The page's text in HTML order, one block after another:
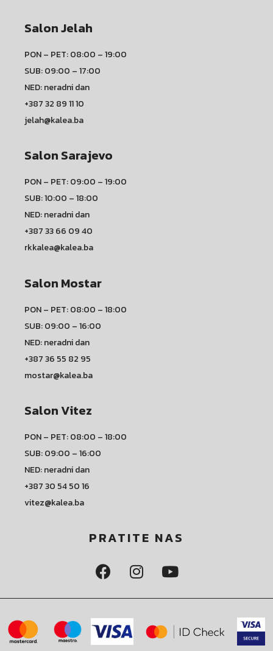
Salon Jelah
PON – PET: 08:00 – 19:00
SUB: 09:00 – 17:00
NED: neradni dan
+387 32 89 11 10
jelah@kalea.ba
Salon Sarajevo
PON – PET: 09:00 – 19:00
SUB: 10:00 – 18:00
NED: neradni dan
+387 33 66 09 40
rkkalea@kalea.ba
Salon Mostar
PON – PET: 08:00 – 18:00
SUB: 09:00 – 16:00
NED: neradni dan
+387 36 55 82 95
mostar@kalea.ba
Salon Vitez
PON – PET: 08:00 – 18:00
SUB: 09:00 – 16:00
NED: neradni dan
+387 30 54 50 16
vitez@kalea.ba
PRATITE NAS